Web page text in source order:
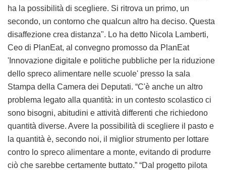
ha la possibilità di scegliere. Si ritrova un primo, un
secondo, un contorno che qualcun altro ha deciso. Questa
disaffezione crea distanza". Lo ha detto Nicola Lamberti,
Ceo di PlanEat, al convegno promosso da PlanEat
'Innovazione digitale e politiche pubbliche per la riduzione
dello spreco alimentare nelle scuole' presso la sala
Stampa della Camera dei Deputati. “C'è anche un altro
problema legato alla quantità: in un contesto scolastico ci
sono bisogni, abitudini e attività differenti che richiedono
quantità diverse. Avere la possibilità di scegliere il pasto e
la quantità è, secondo noi, il miglior strumento per lottare
contro lo spreco alimentare a monte, evitando di produrre
ciò che sarebbe certamente buttato.” “Dal progetto pilota